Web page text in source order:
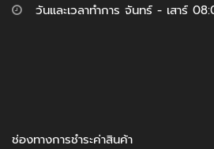
วันและเวลาทำการ จันทร์ - เสาร์
ช่องทางการชำระค่าสินค้า